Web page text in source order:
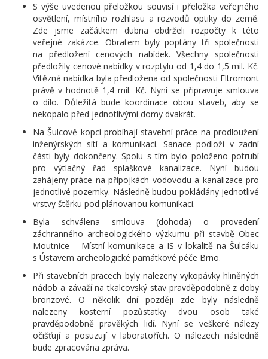
S výše uvedenou přeložkou souvisí i přeložka veřejného
osvětlení, místního rozhlasu a rozvodů optiky do země.
Zde jsme začátkem dubna obdrželi rozpočty k této
veřejné zakázce. Obratem byly poptány tři společnosti
na předložení cenových nabídek. Všechny společnosti
předložily cenové nabídky v rozptylu od 1,4 do 1,5 mil. Kč.
Vítězná nabídka byla předložena od společnosti Eltromont
právě v hodnotě 1,4 mil. Kč. Nyní se připravuje smlouva
o dílo. Důležitá bude koordinace obou staveb, aby se
nekopalo před jednotlivými domy dvakrát.
Na Šulcově kopci probíhají stavební práce na prodloužení
inženýrských sítí a komunikaci. Sanace podloží v zadní
části byly dokončeny. Spolu s tím bylo položeno potrubí
pro výtlačný řad splaškové kanalizace. Nyní budou
zahájeny práce na přípojkách vodovodu a kanalizace pro
jednotlivé pozemky. Následně budou pokládány jednotlivé
vrstvy štěrku pod plánovanou komunikaci.
Byla schválena smlouva (dohoda) o provedení
záchranného archeologického výzkumu při stavbě Obec
Moutnice – Místní komunikace a IS v lokalitě na Šulcáku
s Ústavem archeologické památkové péče Brno.
Při stavebních pracech byly nalezeny vykopávky hliněných
nádob a závaží na tkalcovský stav pravděpodobně z doby
bronzové. O několik dní později zde byly následně
nalezeny kosterní pozůstatky dvou osob také
pravděpodobně pravěkých lidí. Nyní se veškeré nálezy
očišťují a posuzují v laboratořích. O nálezech následně
bude zpracována zpráva.